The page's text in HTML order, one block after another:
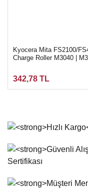
Kyocera Mita FS2100/
Charge Roller M3040 |
4035
342,78 TL